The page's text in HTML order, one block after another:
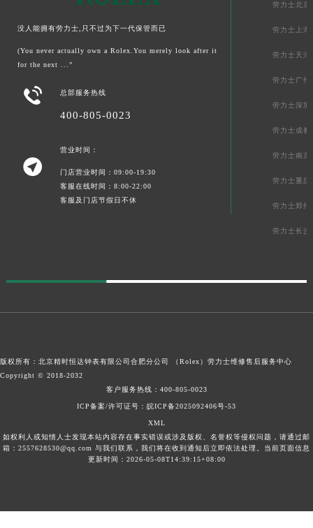
没人能拥有劳力士,只不过为下一代保管而已
(You never actually own a Rolex.You merely look after it
for the next ...”
 总部服务热线
400-805-0023

营业时间：
门店营业时间：09:00-19:30
客服在线时间：8:00-22:00
客服及门店节假日不休
劳力士北京
劳力士上海
劳力士天津
劳力士广州
劳力士深圳
劳力士成都
劳力士南京
劳力士重庆
劳力士郑州
劳力士长沙
版权所有：北京精时恒达钟表有限公司合肥分公司 （Rolex） 劳力士维修售后服务中心
Copyright © 2018-2032
客户服务热线： 400-805-0023
ICP备案/许可证号：皖ICP备2025092406号-53
XML
如权利人或知情人士发现本站内容存在事实错误或涉及版权、名誉权等侵权问题，请通过邮
箱：2557628530@qq.com 与我们联系，我们将在收到通知后立即依法处理。当前页面信息
更新时间：2026-05-08T14:39:15+08:00